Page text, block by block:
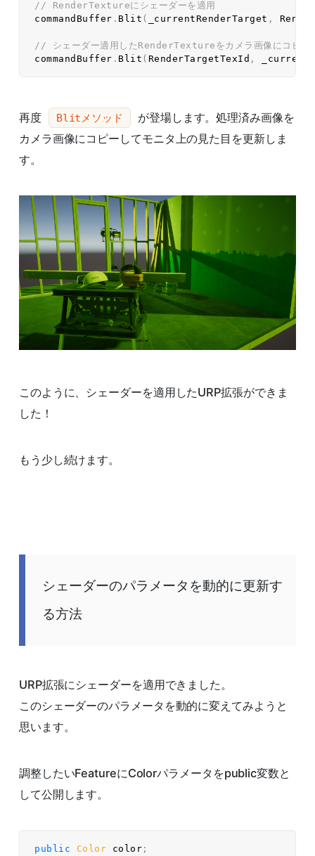
// RenderTextureにシェーダーを適用
commandBuffer . Blit ( _currentRenderTarget ,
// シェーダー適用したRenderTextureをカメラ画像にコピ
commandBuffer . Blit ( RenderTargetTexId ,
再度 Blitメソッド
が登場します。処理済み画像を
カメラ画像にコピーしてモニタ上の見た目を更新しま
す。
このように、シェーダーを適用したURP拡張ができま
した！
もう少し続けます。
シェーダーのパラメータを動的に更新す
る方法
URP拡張にシェーダーを適用できました。
このシェーダーのパラメータを動的に変えてみようと
思います。
調整したいFeatureにColorパラメータをpublic変数と
して公開します。
public Color color ;